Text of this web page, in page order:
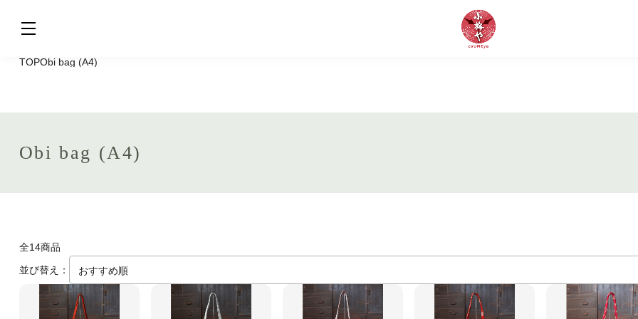
TOPObi bag (A4)
Obi bag (A4)
全14商品
並び替え：